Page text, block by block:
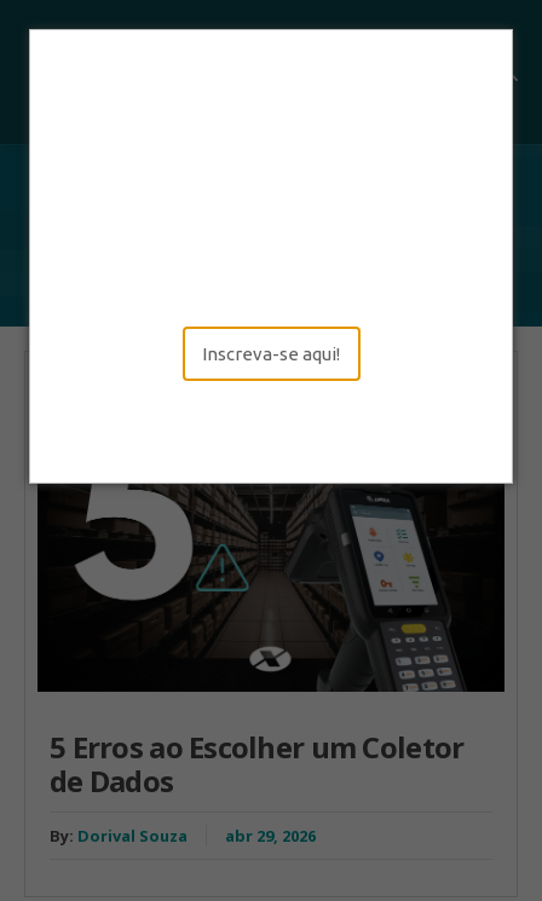
Inscreva-se aqui!
5 Erros ao Escolher um Coletor
de Dados
By: Dorival Souza abr 29, 2026